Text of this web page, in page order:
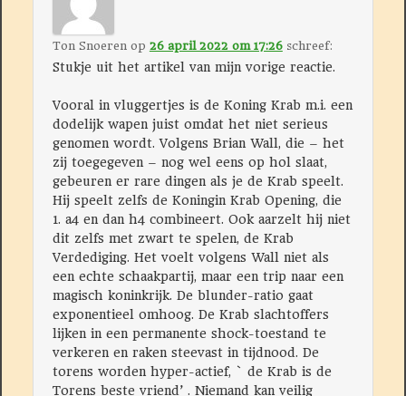
Ton Snoerenop 26 april 2022 om 17:26 schreef:
Stukje uit het artikel van mijn vorige reactie.
Vooral in vluggertjes is de Koning Krab m.i. een
dodelijk wapen juist omdat het niet serieus
genomen wordt. Volgens Brian Wall, die – het
zij toegegeven – nog wel eens op hol slaat,
gebeuren er rare dingen als je de Krab speelt.
Hij speelt zelfs de Koningin Krab Opening, die
1. a4 en dan h4 combineert. Ook aarzelt hij niet
dit zelfs met zwart te spelen, de Krab
Verdediging. Het voelt volgens Wall niet als
een echte schaakpartij, maar een trip naar een
magisch koninkrijk. De blunder-ratio gaat
exponentieel omhoog. De Krab slachtoffers
lijken in een permanente shock-toestand te
verkeren en raken steevast in tijdnood. De
torens worden hyper-actief, ` de Krab is de
Torens beste vriend’ . Niemand kan veilig